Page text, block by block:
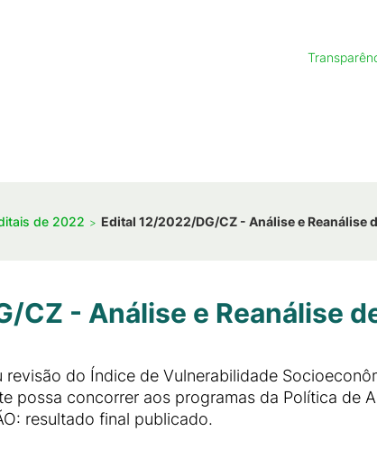
de 2022 Edital 12/2022/DG/CZ - Análise e Reanálise
CZ - Análise e Reanálise
do Índice de Vulnerabilidade
possa concorrer aos programas da Política de
resultado final publicado.